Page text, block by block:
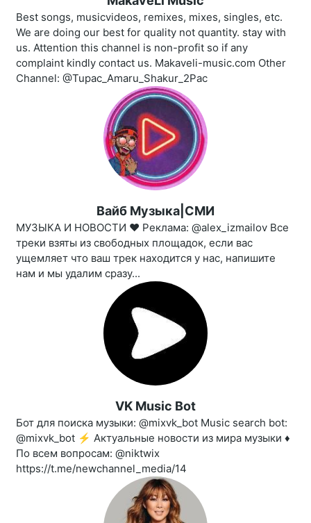
Best songs, musicvideos, remixes, mixes, singles, etc.
We are doing our best for quality not quantity. stay with
us. Attention this channel is non-profit so if any
complaint kindly contact us. Makaveli-music.com Other
Channel: @Tupac_Amaru_Shakur_2Pac
Вайб Музыка|СМИ
МУЗЫКА И НОВОСТИ ❤️‍ Реклама: @alex_izmailov Все
треки взяты из свободных площадок, если вас
ущемляет что ваш трек находится у нас, напишите
нам и мы удалим сразу...
VK Music Bot
Бот для поиска музыки: @mixvk_bot Music search bot:
@mixvk_bot ⚡️ Актуальные новости из мира музыки ♦️
По всем вопросам: @niktwix
https://t.me/newchannel_media/14